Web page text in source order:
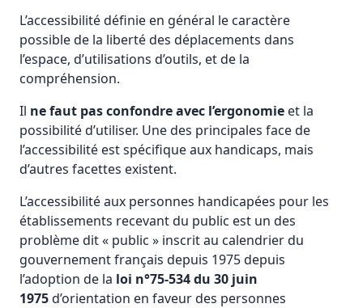
L’accessibilité définie en général le caractère
possible de la liberté des déplacements dans
l’espace, d’utilisations d’outils, et de la
compréhension.
Il ne faut pas confondre avec l’ergonomie et la
possibilité d’utiliser. Une des principales face de
l’accessibilité est spécifique aux handicaps, mais
d’autres facettes existent.
L’accessibilité aux personnes handicapées pour les
établissements recevant du public est un des
problème dit « public » inscrit au calendrier du
gouvernement français depuis 1975 depuis
l’adoption de la loi n°75-534 du 30 juin
1975d’orientation en faveur des personnes